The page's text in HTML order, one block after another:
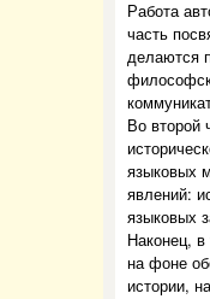
Работа
часть
делаются
Во второй
языковых
явлений:
языковых
Наконец,
на фоне
истории,